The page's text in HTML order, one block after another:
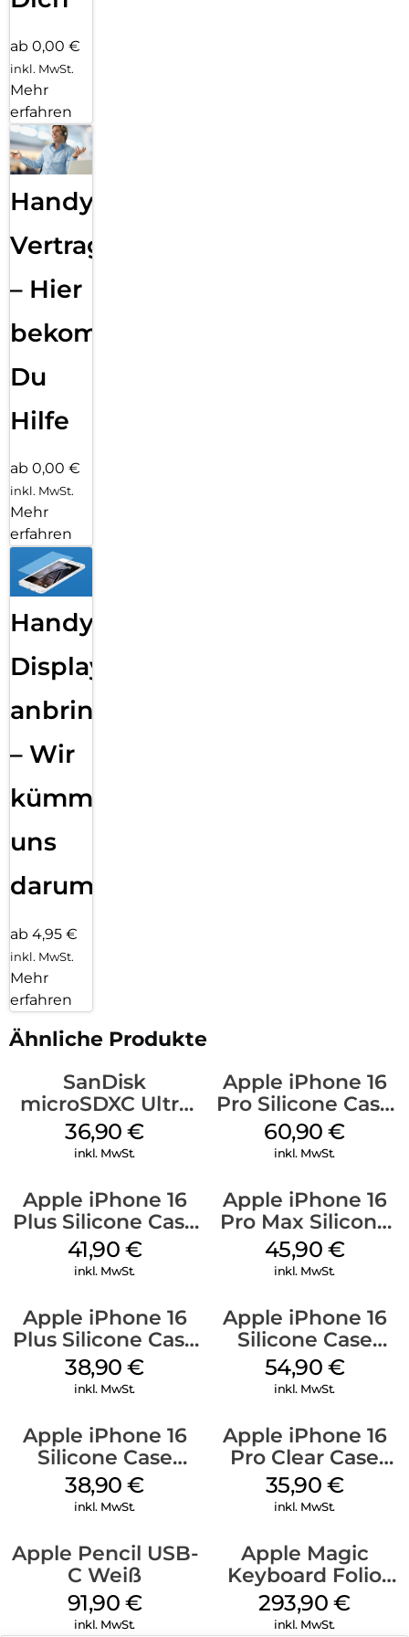
ab 0,00 €
inkl. MwSt.
Mehr
erfahren
Handy
Vertragsabwicklung
– Hier
bekommst
Du
Hilfe
ab 0,00 €
inkl. MwSt.
Mehr
erfahren
Handy
Displayfolie
anbringen
– Wir
kümmern
uns
darum!
ab 4,95 €
inkl. MwSt.
Mehr
erfahren
Ähnliche Produkte
SanDisk
microSDXC Ultra
128 GB + Adapter
Mobile
36,90€
inkl. MwSt.
Apple iPhone 16
Pro Silicone Case
MagSafe Stone
Gray
60,90€
inkl. MwSt.
Apple iPhone 16
Plus Silicone Case
MagSafe Stone
Gray
41,90 €
inkl. MwSt.
Apple iPhone 16
Pro Max Silicone
Case MagSafe
Ultramarine
45,90 €
inkl. MwSt.
Apple iPhone 16
Plus Silicone Case
MagSafe Denim
38,90€
inkl. MwSt.
Apple iPhone 16
Silicone Case
MagSafe Black
54,90 €
inkl. MwSt.
Apple iPhone 16
Silicone Case
MagSafe
Ultramarine
38,90€
inkl. MwSt.
Apple iPhone 16
Pro Clear Case
MagSafe
Transparent
35,90 €
inkl. MwSt.
Apple Pencil USB-
C Weiß
91,90 €
inkl. MwSt.
Apple Magic
Keyboard Folio
iPad 10.9″ (10.Gen.)
Weiß
293,90€
inkl. MwSt.